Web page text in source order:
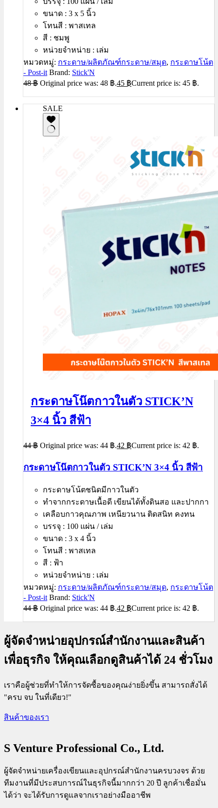
ขนาด : 3 x 5 นิ้ว
โทนสี : พาสเทล
สี : ชมพู
หน่วยจำหน่าย : เล่ม
หมวดหมู่: กระดาษ/ผลิตภัณฑ์กระดาษ/สมุด, กระดาษโน้ต
- Post-it Brand: Stick'N
48฿ Original price was: 48 ฿.45 ฿Current price is: 45 ฿.
SALE
กระดาษโน๊ตกาวในตัว STICK’N
3×4 นิ้ว สีฟ้า
44฿ Original price was: 44 ฿.42 ฿Current price is: 42 ฿.
กระดาษโน๊ตกาวในตัว STICK’N 3×4 นิ้ว สีฟ้า
กระดาษโน้ตชนิดมีกาวในตัว
ทำจากกระดาษเนื้อดี เขียนได้ทั้งดินสอ และปากกา
เคลือบกาวคุณภาพ เหนียวนาน ติดสนิท คงทน
บรรจุ : 100 แผ่น / เล่ม
ขนาด : 3 x 4 นิ้ว
โทนสี : พาสเทล
สี : ฟ้า
หน่วยจำหน่าย : เล่ม
หมวดหมู่: กระดาษ/ผลิตภัณฑ์กระดาษ/สมุด, กระดาษโน้ต
- Post-it Brand: Stick'N
44฿ Original price was: 44 ฿.42 ฿Current price is: 42 ฿.
ผู้จัดจำหน่ายอุปกรณ์สำนักงานและสินค้า
เพื่อธุรกิจ ให้คุณเลือกดูสินค้าได้ 24 ชั่วโมง
เราคือผู้ช่วยที่ทำให้การจัดซื้อของคุณง่ายยิ่งขึ้น สามารถสั่งได้
"ครบ จบ ในที่เดียว!"
สินค้าของเรา
S Venture Professional Co., Ltd.
ผู้จัดจำหน่ายเครื่องเขียนและอุปกรณ์สำนักงานครบวงจร ด้วย
ทีมงานที่มีประสบการณ์ในธุรกิจนี้มากกว่า 20 ปี ลูกค้าเชื่อมั่น
ได้ว่า จะได้รับการดูแลจากเราอย่างมืออาชีพ